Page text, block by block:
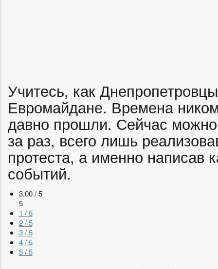
Учитесь, как
Евромайдане. Времена
давно прошли. Сейчас
за раз, всего лишь
протеста, а именно написав
событий.
3.00 / 5
5
1 / 5
2 / 5
3 / 5
4 / 5
5 / 5